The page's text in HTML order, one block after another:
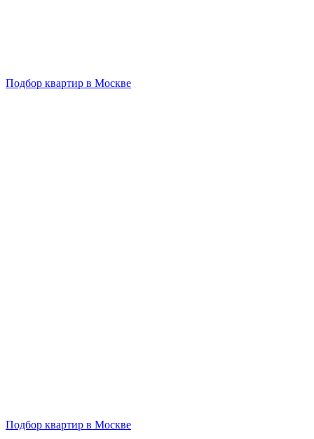
Подбор квартир в Москве
Подбор квартир в Москве